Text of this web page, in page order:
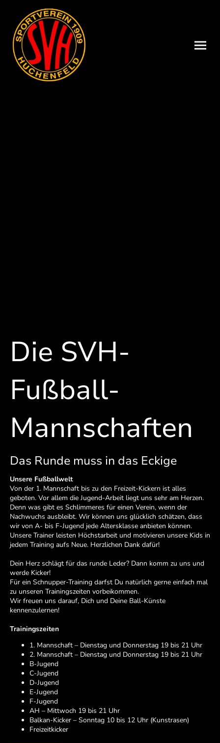
Die SVH-
Fußball-
Mannschaften
Das Runde muss in das Eckige
Unsere Fußballwelt
Von der 1. Mannschaft bis zu den Freizeit-Kickern ist alles
geboten. Vor allem die Jugend-Arbeit liegt uns sehr am Herzen.
Denn was gibt es Schlimmeres für einen Verein, wenn der
Nachwuchs ausbleibt. Wir können uns glücklich schätzen, dass
wir von A- bis F-Jugend jede Altersklasse anbieten können.
Unsere Trainer leisten Höchstarbeit und motivieren unsere Kids in
jedem Training aufs Neue. Herzlichen Dank dafür!
Dein Herz schlägt für das runde Leder? Dann komm zu uns und
werde Kicker!
Für ein Schnupper-Training darfst Du natürlich gerne einfach mal
zu unseren Trainingszeiten vorbeikommen.
Wir freuen uns darauf, Dich und Deine Ball-Künste
kennenzulernen!
Trainingszeiten
1. Mannschaft – Dienstag und Donnerstag 19 bis 21 Uhr
2. Mannschaft – Dienstag und Donnerstag 19 bis 21 Uhr
B-Jugend
C-Jugend
D-Jugend
E-Jugend
F-Jugend
AH – Mittwoch 19 bis 21 Uhr
Balkan-Kicker – Sonntag 10 bis 12 Uhr (Kunstrasen)
Freizeitkicker